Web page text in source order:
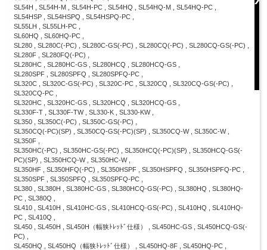
SL54H , SL54H-M , SL54H-PC , SL54HQ , SL54HQ-M , SL54HQ-PC ,
SL54HSP , SL54HSPQ , SL54HSPQ-PC ,
SL55LH , SL55LH-PC ,
SL60HQ , SL60HQ-PC ,
SL280 , SL280C(-PC) , SL280C-GS(-PC) , SL280CQ(-PC) , SL280CQ-GS(-PC) ,
SL280F , SL280FQ(-PC) ,
SL280HC , SL280HC-GS , SL280HCQ , SL280HCQ-GS ,
SL280SPF , SL280SPFQ , SL280SPFQ-PC ,
SL320C , SL320C-GS(-PC) , SL320C-PC , SL320CQ , SL320CQ-GS(-PC) ,
SL320CQ-PC ,
SL320HC , SL320HC-GS , SL320HCQ , SL320HCQ-GS ,
SL330F-T , SL330F-TW , SL330-K , SL330-KW ,
SL350 , SL350C(-PC) , SL350C-GS(-PC) ,
SL350CQ(-PC)(SP) , SL350CQ-GS(-PC)(SP) , SL350CQ-W , SL350C-W ,
SL350F ,
SL350HC(-PC) , SL350HC-GS(-PC) , SL350HCQ(-PC)(SP) , SL350HCQ-GS(-
PC)(SP) , SL350HCQ-W , SL350HC-W ,
SL350HF , SL350HFQ(-PC) , SL350HSPF , SL350HSPFQ , SL350HSPFQ-PC ,
SL350SPF , SL350SPFQ , SL350SPFQ-PC ,
SL380 , SL380H , SL380HC-GS , SL380HCQ-GS(-PC) , SL380HQ , SL380HQ-
PC , SL380Q ,
SL410 , SL410H , SL410HC-GS , SL410HCQ-GS(-PC) , SL410HQ , SL410HQ-
PC , SL410Q ,
SL450 , SL450H , SL450H（幅狭ﾄﾚｯﾄﾞ仕様） , SL450HC-GS , SL450HCQ-GS(-
PC) ,
SL450HQ , SL450HQ（幅狭ﾄﾚｯﾄﾞ仕様） , SL450HQ-8F , SL450HQ-PC ,